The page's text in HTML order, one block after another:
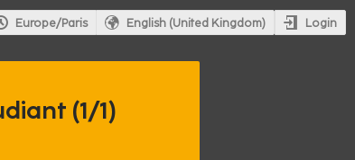
Europe/Paris English (United Kingdom) Login
(1/1)